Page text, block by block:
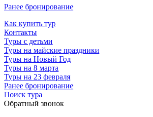
Ранее бронирование
Как купить тур
Контакты
Туры с детьми
Туры на майские праздники
Туры на Новый Год
Туры на 8 марта
Туры на 23 февраля
Ранее бронирование
Поиск тура
Обратный звонок